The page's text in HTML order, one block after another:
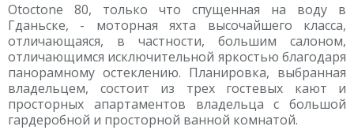
Otoctone 80, только что спущенная на воду в
Гданьске, - моторная яхта высочайшего класса,
отличающаяся, в частности, большим салоном,
отличающимся исключительной яркостью благодаря
панорамному остеклению. Планировка, выбранная
владельцем, состоит из трех гостевых кают и
просторных апартаментов владельца с большой
гардеробной и просторной ванной комнатой.